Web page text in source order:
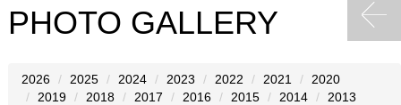
PHOTO GALLERY
2026 2025 2024 2023 2022 2021
2020
2019
2018 2017 2016 2015 2014
2013